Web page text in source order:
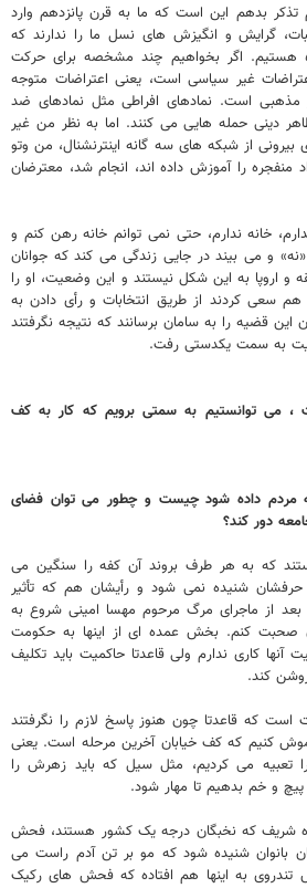
بدهم این است که ما به قرن پانزدهم وارد
گرایش و انگیزش های نسل ما را ندارند که
مربوط به دهه های ۴۰ و ۵۰ هستیم. اگر بخواهیم چند مشخصه برای حرکت
غیر سیاسی است، یعنی اعتراضات متوجه
است. نمادهای افراطی مثل نمادهای ضد
دینی حمله هایی می کنند. اما به نظر من غیر
از شبکه های سه گانه اینترنشنال، من وتو
را آموزش داده اند، انجام شد، معترضان
خانه ندارم، حتی نمی توانم خانه رهن کنم و
«نه» و می بیند در جایی زندگی می کند که جوانان
به این شکل نیستند و این وضعیت، او را
سعی کردند از طریق انتخابات و رأی دادن به
قضیه را به سامان برسانند که نتیجه نگرفتند
به سمت یکدستی رفت.
، می توانستیم به سمتی برویم که کار به کف
مردم داده شود چیست و چطور می توان فضای
دور کند؟
که به هر طرف بروند آن کفه را سنگین می
شنیده نمی شود و رأیشان هم که تأثیر
بعد از ماجرای مرگ مرحوم مهسا امینی شروع به
صحبت کنم. بخش عمده ای از اینها به حکومت
آنها کاری ندارم ولی قاعدتا حاکمیت باید تکلیف
کند.
است که قاعدتا چون هنوز پاسخ لازم را نگرفتند
کنیم که کف خیابان آخرین مرحله است. یعنی
تعبیه می کردیم، مثل سیل که باید زهرش را
و خم بدهیم تا مهار شود.
شریف که نخبگان درجه یک کشور هستند، فحش
بانوان شنیده شود که مو بر تن آدم راست می
به اینها هم افتاده که فحش های رکیک